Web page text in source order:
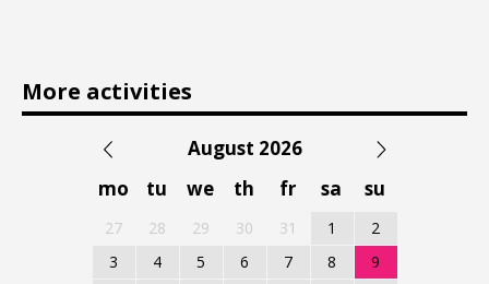
More activities
August 2026
mo
tu we th fr sa su
27 28 29 30 31 1
2
3
4 5 6 7 8
9